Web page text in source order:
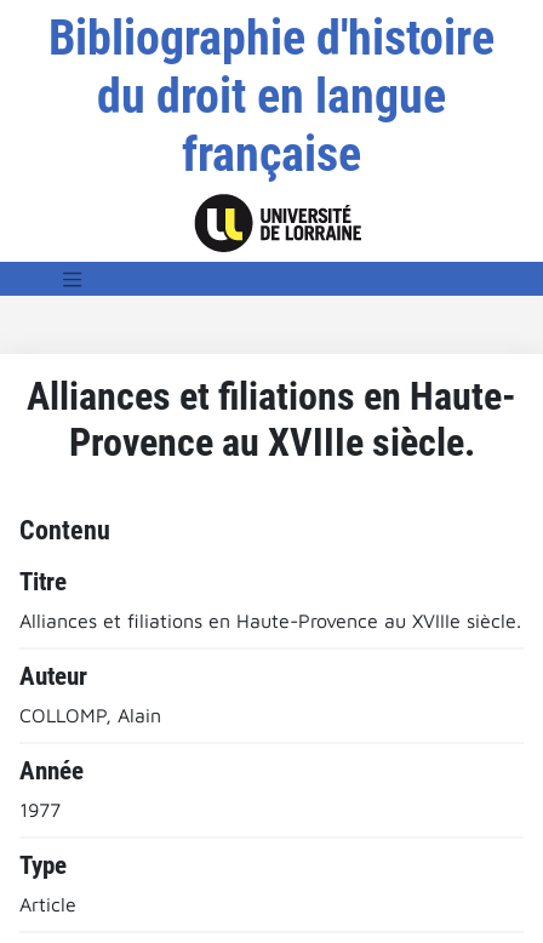
Bibliographie d'histoire
du droit en langue
française
Alliances et filiations en Haute-
Provence au XVIIIe siècle.
Contenu
Titre
Alliances et filiations en Haute-Provence au XVIIIe siècle.
Auteur
COLLOMP, Alain
Année
1977
Type
Article